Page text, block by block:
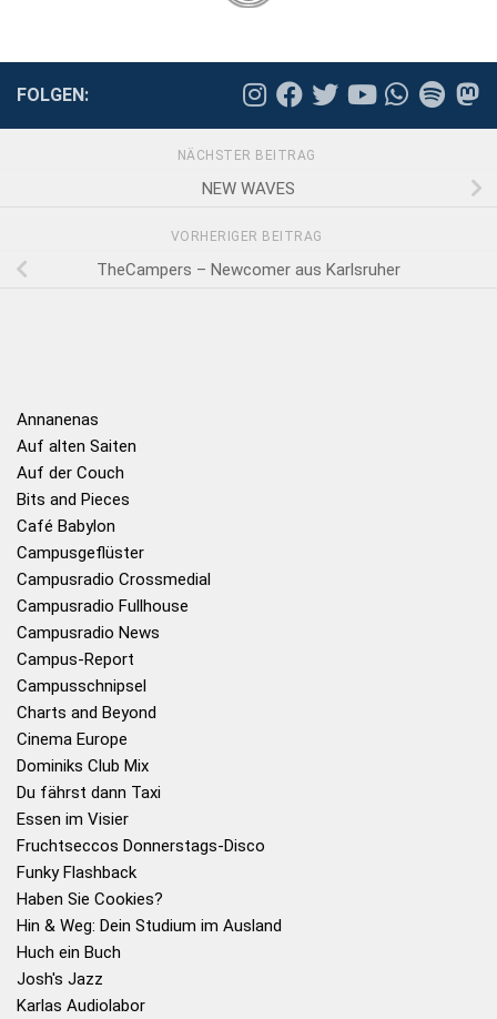
FOLGEN:
NÄCHSTER BEITRAG
NEW WAVES
VORHERIGER BEITRAG
TheCampers – Newcomer aus Karlsruher
Annanenas
Auf alten Saiten
Auf der Couch
Bits and Pieces
Café Babylon
Campusgeflüster
Campusradio Crossmedial
Campusradio Fullhouse
Campusradio News
Campus-Report
Campusschnipsel
Charts and Beyond
Cinema Europe
Dominiks Club Mix
Du fährst dann Taxi
Essen im Visier
Fruchtseccos Donnerstags-Disco
Funky Flashback
Haben Sie Cookies?
Hin & Weg: Dein Studium im Ausland
Huch ein Buch
Josh's Jazz
Karlas Audiolabor